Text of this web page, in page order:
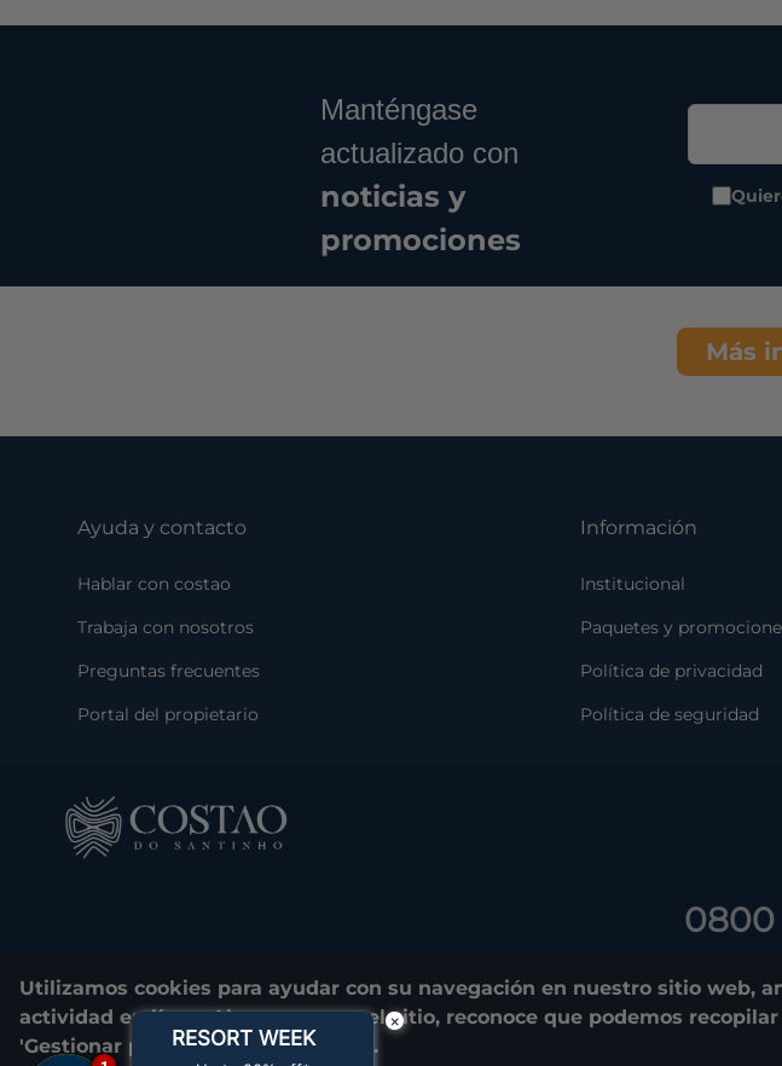
Utilizamos cookies para ayudar con su navegación en nuestro sitio web,
actividad en línea. Al navegar por el sitio, reconoce que podemos
'Gestionar preferencias de cookies'.
Manténgase
actualizado con
noticias y
promociones
Más
Ayuda y contacto
Hablar con costao
Trabaja con nosotros
Preguntas frecuentes
Portal del propietario
Información
Institucional
Paquetes y
Política de privacidad
Política de seguridad
0800
© 2025. Costão do
CNPJ e Razão Social:
COSTÃO
×
RESORT WEEK